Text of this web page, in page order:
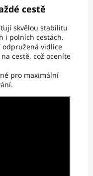
cestě
skvělou stabilitu
i polních cestách.
odpružená vidlice
cestě, což oceníte
pro maximální